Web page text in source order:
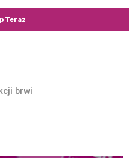
Teraz
brwi